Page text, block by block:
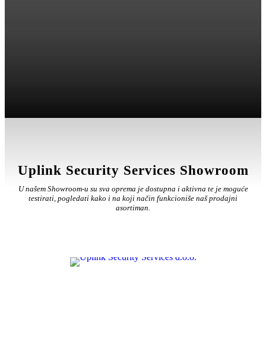
Uplink Security Services Showroom
U našem Showroom-u su sva oprema je dostupna i aktivna te je moguće
testirati, pogledati kako i na koji način funkcioniše naš prodajni
asortiman.